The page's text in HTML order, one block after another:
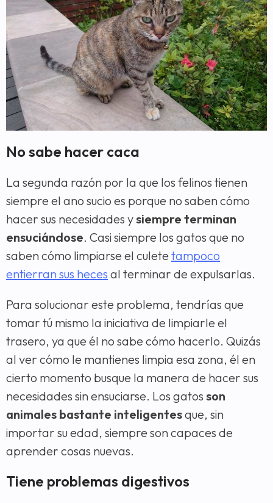
No sabe hacer caca
La segunda razón por la que los felinos tienen
siempre el ano sucio es porque no saben cómo
hacer sus necesidades ysiempre terminan
ensuciándose. Casi siempre los gatos que no
saben cómo limpiarse el culete tampoco
entierran sus heces al terminar de expulsarlas.
Para solucionar este problema, tendrías que
tomar tú mismo la iniciativa de limpiarle el
trasero, ya que él no sabe cómo hacerlo. Quizás
al ver cómo le mantienes limpia esa zona, él en
cierto momento busque la manera de hacer sus
necesidades sin ensuciarse. Los gatos son
animales bastante inteligentesque, sin
importar su edad, siempre son capaces de
aprender cosas nuevas.
Tiene problemas digestivos